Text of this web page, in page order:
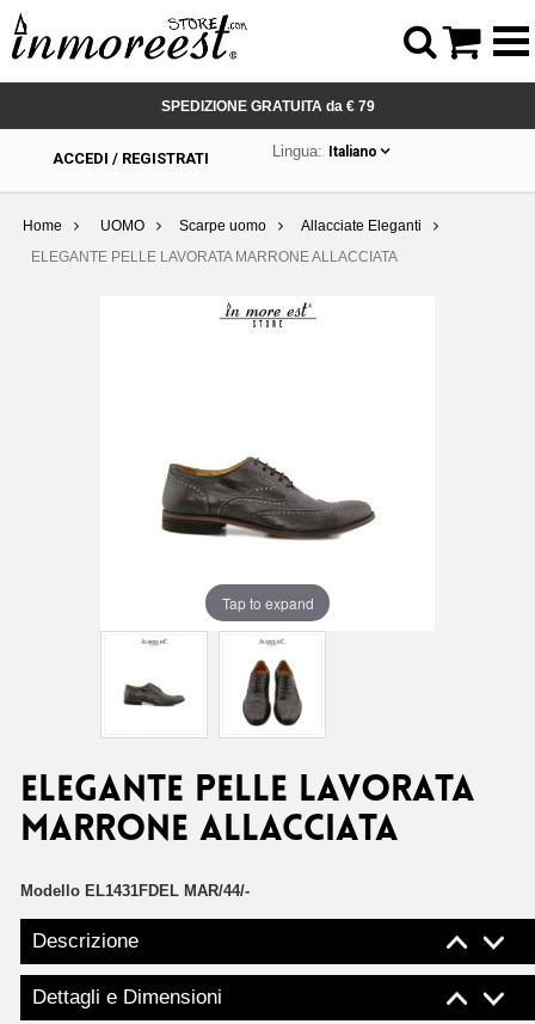
SPEDIZIONE GRATUITA da € 79
ACCEDI / REGISTRATI Lingua: Italiano
Home UOMO Scarpe uomo
Allacciate Eleganti
ELEGANTE PELLE LAVORATA MARRONE ALLACCIATA
Tap to expand
ELEGANTE PELLE LAVORATA
MARRONE ALLACCIATA
Modello EL1431FDEL MAR/44/-
Descrizione
Dettagli e Dimensioni
 